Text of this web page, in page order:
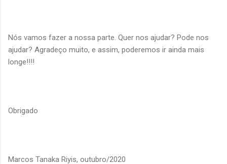
Nós vamos fazer a nossa parte. Quer nos ajudar? Pode nos
ajudar? Agradeço muito, e assim, poderemos ir ainda mais
longe!!!!
Obrigado
Marcos Tanaka Riyis, outubro/2020